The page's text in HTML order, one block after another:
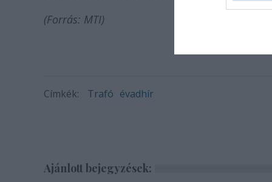
(Forrás: MTI)
Címkék: Trafó évadhír
Ajánlott bejegyzések: